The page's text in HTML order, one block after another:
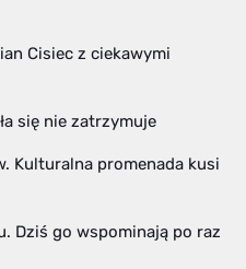
Cisiec z ciekawymi
się nie zatrzymuje
Kulturalna promenada kusi
Dziś go wspominają po raz